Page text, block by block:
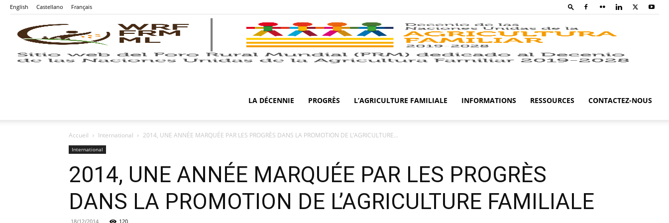
English Castellano Français
LA DÉCENNIE PROGRÈS L’AGRICULTURE FAMILIALE INFORMATIONS RESSOURCES CONTACTEZ-NOUS
Accueil International 2014, UNE ANNÉE MARQUÉE PAR LES PROGRÈS DANS LA PROMOTION DE L’AGRICULTURE...
International
2014, UNE ANNÉE MARQUÉE PAR LES PROGRÈS
DANS LA PROMOTION DE L’AGRICULTURE FAMILIALE
18/12/2014 120